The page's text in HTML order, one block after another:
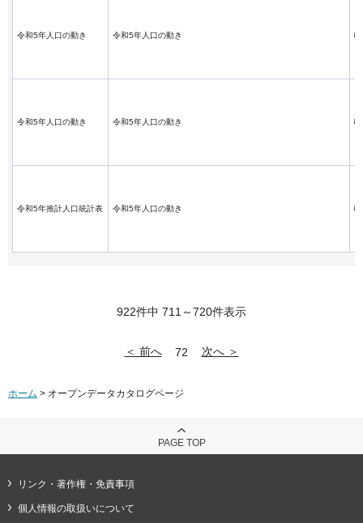
令和5年人口の動き 令和5年人口の動き
令和5年人口の動き 令和5年人口の動き
令和5年推計人口統計表 令和5年人口の動き
922件中 711～720件表示
＜ 前へ 72 次へ ＞
ホーム > オープンデータカタログページ
PAGE TOP
リンク・著作権・免責事項
個人情報の取扱いについて